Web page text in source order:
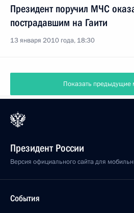
Президент поручил МЧС
пострадавшим на Гаити
13 января 2010 года, 18:30
Показать предыдущие
Президент России
Версия официального сайта для
События